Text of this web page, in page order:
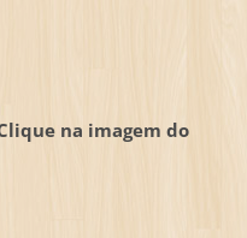
na imagem do